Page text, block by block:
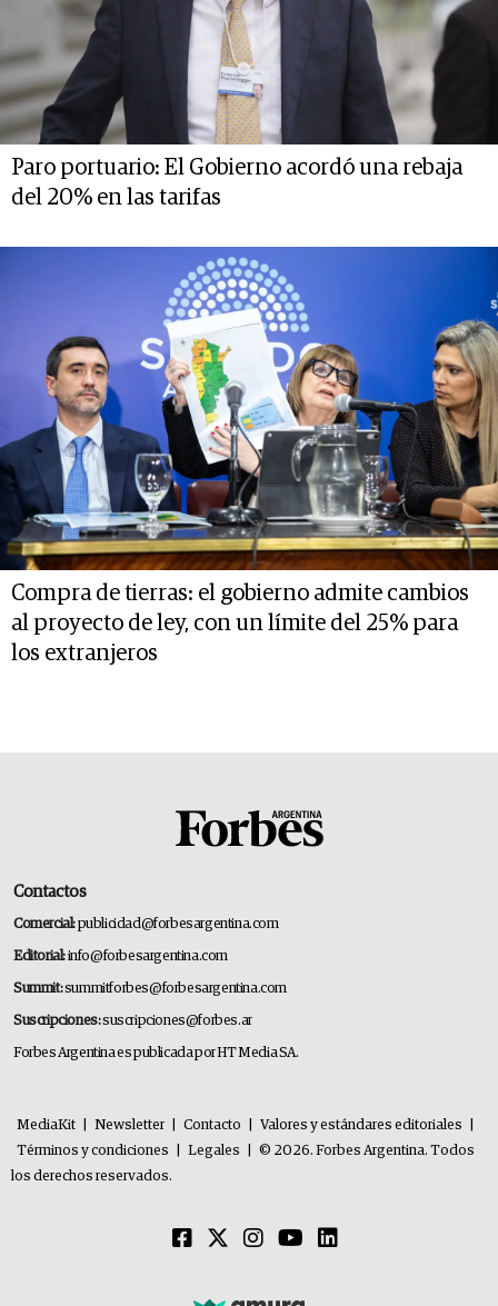
Paro portuario: El Gobierno acordó una rebaja
del 20% en las tarifas
Compra de tierras: el gobierno admite cambios
al proyecto de ley, con un límite del 25% para
los extranjeros
Contactos
Comercial:publicidad@forbesargentina.com
Editorial:info@forbesargentina.com
Summit:summitforbes@forbesargentina.com
Suscripciones:suscripciones@forbes.ar
Forbes Argentina es publicada por HT Media SA.
MediaKit Newsletter Contacto Valores y estándares editoriales
Términos y condiciones
Legales
© 2026. Forbes Argentina. Todos
los derechos reservados.